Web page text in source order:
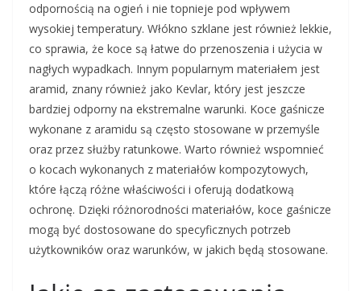
odpornością na ogień i nie topnieje pod wpływem
wysokiej temperatury. Włókno szklane jest również lekkie,
co sprawia, że koce są łatwe do przenoszenia i użycia w
nagłych wypadkach. Innym popularnym materiałem jest
aramid, znany również jako Kevlar, który jest jeszcze
bardziej odporny na ekstremalne warunki. Koce gaśnicze
wykonane z aramidu są często stosowane w przemyśle
oraz przez służby ratunkowe. Warto również wspomnieć
o kocach wykonanych z materiałów kompozytowych,
które łączą różne właściwości i oferują dodatkową
ochronę. Dzięki różnorodności materiałów, koce gaśnicze
mogą być dostosowane do specyficznych potrzeb
użytkowników oraz warunków, w jakich będą stosowane.